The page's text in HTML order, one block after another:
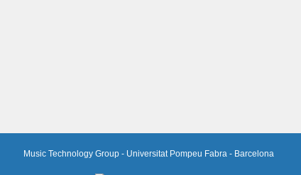
Music Technology Group - Universitat Pompeu Fabra - Barcelona